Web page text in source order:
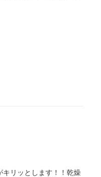
リッとします！！乾燥